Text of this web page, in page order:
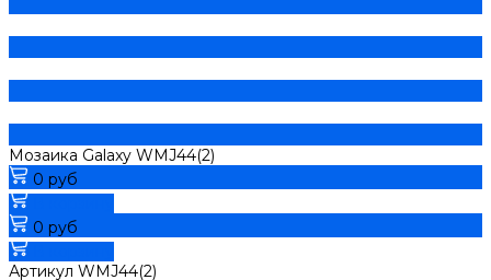
Мозаика Galaxy WMJ44(2)
0 руб
0 руб
Артикул WMJ44(2)